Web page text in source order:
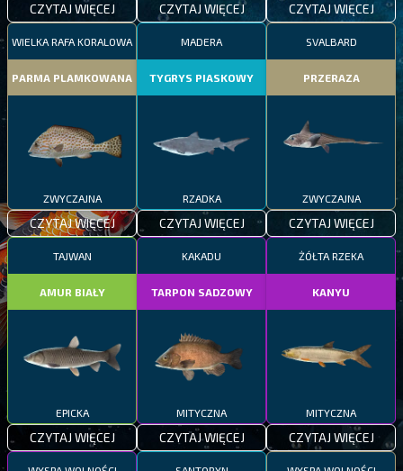
CZYTAJ WIĘCEJ CZYTAJ WIĘCEJ CZYTAJ WIĘCEJ
WIELKA RAFA KORALOWA
PARMA PLAMKOWANA
ZWYCZAJNA
CZYTAJ WIĘCEJ
MADERA
TYGRYS PIASKOWY
RZADKA
CZYTAJ WIĘCEJ
SVALBARD
PRZERAZA
ZWYCZAJNA
CZYTAJ WIĘCEJ
TAJWAN
AMUR BIAŁY
EPICKA
CZYTAJ WIĘCEJ
KAKADU
TARPON SADZOWY
MITYCZNA
CZYTAJ WIĘCEJ
ŻÓŁTA RZEKA
KANYU
MITYCZNA
CZYTAJ WIĘCEJ